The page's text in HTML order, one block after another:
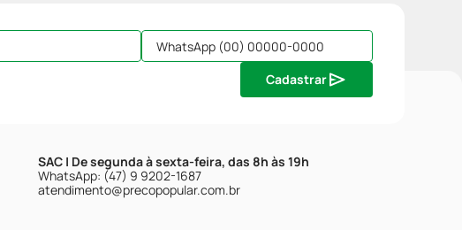
Cadastrar
SAC | De segunda à sexta-feira, das 8h às 19h
WhatsApp: (47) 9 9202-1687
atendimento@precopopular.com.br